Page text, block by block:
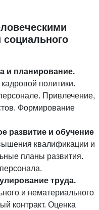
социального
и планирование.
политики.
Привлечение,
Формирование
развитие и обучение
квалификации и
планы развития.
труда.
и нематериального
контракт. Оценка